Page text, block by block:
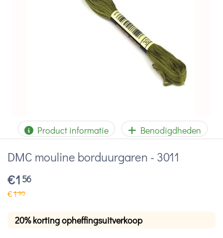
Product informatie Benodigdheden
DMC mouline borduurgaren - 3011
€1 56
€195
20% korting opheffingsuitverkoop